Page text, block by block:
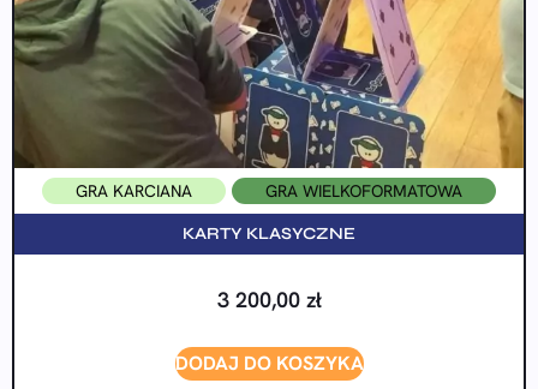
GRA KARCIANA GRA WIELKOFORMATOWA
KARTY KLASYCZNE
3 200,00 zł
DODAJ DO KOSZYKA